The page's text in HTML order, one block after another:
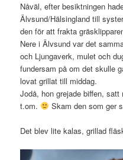
Nåväl, efter besiktningen
Älvsund/Hälsingland till
den för att frakta
Nere i Älvsund var det
och Ljungaverk, mulet och
fundersam på om det skulle
lovat grillat till middag.
Jodå, hon grejade biffen,
t.om.
Skam den som ger
Det blev lite kalas, grillad